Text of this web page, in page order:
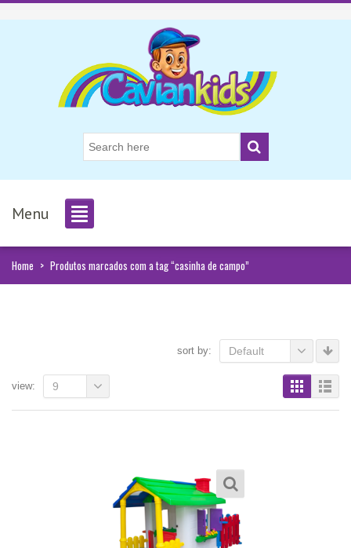
Menu
Home > Produtos marcados com a tag “casinha de campo”
sort by: Default
view: 9